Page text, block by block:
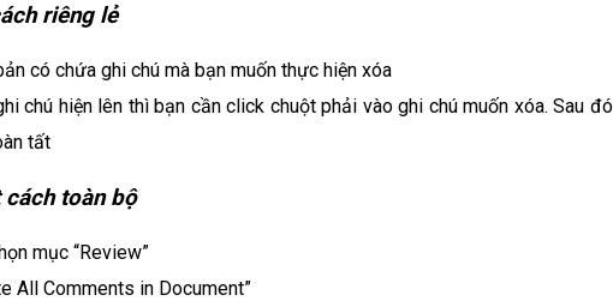
riêng lẻ
có chứa ghi chú mà bạn muốn thực hiện xóa
chú hiện lên thì bạn cần click chuột phải vào ghi chú muốn xóa. Sau
tất
toàn bộ
mục “Review”
All Comments in Document”